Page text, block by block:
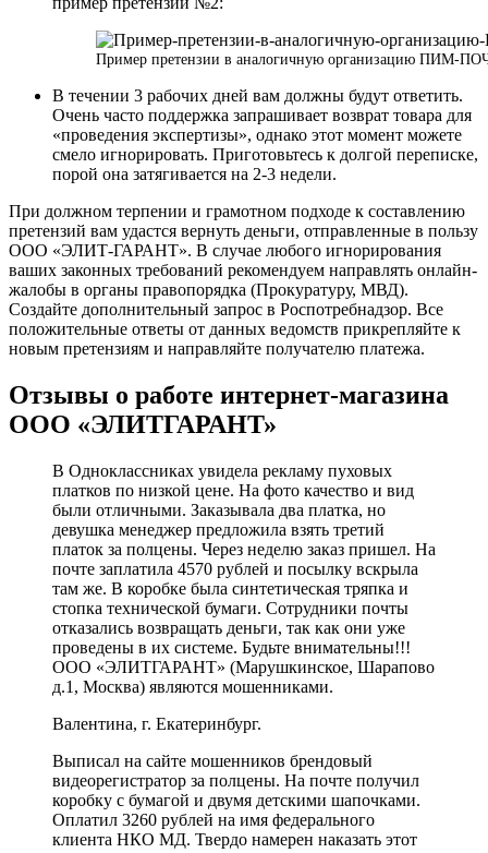
Пример претензии в аналогичную организацию ПИМ-
В течении 3 рабочих дней вам должны будут ответить.
Очень часто поддержка запрашивает возврат товара для
«проведения экспертизы», однако этот момент можете
смело игнорировать. Приготовьтесь к долгой переписке,
порой она затягивается на 2-3 недели.
При должном терпении и грамотном подходе к составлению
претензий вам удастся вернуть деньги, отправленные в пользу
ООО «ЭЛИТ-ГАРАНТ». В случае любого игнорирования
ваших законных требований рекомендуем направлять онлайн-
жалобы в органы правопорядка (Прокуратуру, МВД).
Создайте дополнительный запрос в Роспотребнадзор. Все
положительные ответы от данных ведомств прикрепляйте к
новым претензиям и направляйте получателю платежа.
Отзывы о работе интернет-магазина
ООО «ЭЛИТГАРАНТ»
В Одноклассниках увидела рекламу пуховых
платков по низкой цене. На фото качество и вид
были отличными. Заказывала два платка, но
девушка менеджер предложила взять третий
платок за полцены. Через неделю заказ пришел. На
почте заплатила 4570 рублей и посылку вскрыла
там же. В коробке была синтетическая тряпка и
стопка технической бумаги. Сотрудники почты
отказались возвращать деньги, так как они уже
проведены в их системе. Будьте внимательны!!!
ООО «ЭЛИТГАРАНТ» (Марушкинское, Шарапово
д.1, Москва) являются мошенниками.
Валентина, г. Екатеринбург.
Выписал на сайте мошенников брендовый
видеорегистратор за полцены. На почте получил
коробку с бумагой и двумя детскими шапочками.
Оплатил 3260 рублей на имя федерального
клиента НКО МД. Твердо намерен наказать этот